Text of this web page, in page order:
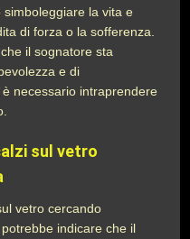
la vita e
di forza o la sofferenza.
il sognatore sta
e di
necessario intraprendere
sul vetro
vetro cercando
indicare che il